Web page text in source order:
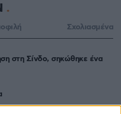
Σχολιασμένα
στη Σίνδο, σηκώθηκε ένα